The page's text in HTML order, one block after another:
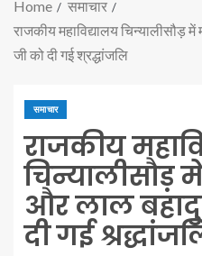
Home
समाचार
राजकीय महाविद्यालय चिन्यालीसौड़
जी को दी गई श्रद्धांजलि
समाचार
राजकीय
चिन्यालीसौड़
और लाल
दी गई